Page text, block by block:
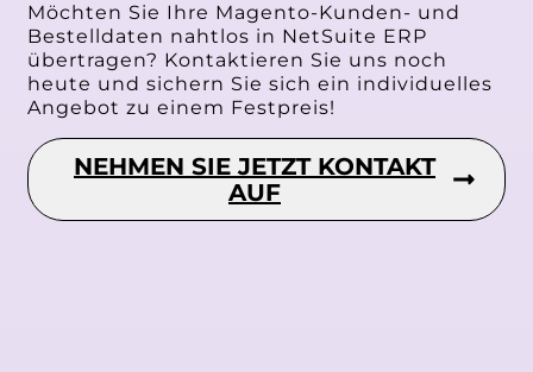
Möchten Sie Ihre Magento-Kunden- und
Bestelldaten nahtlos in NetSuite ERP
übertragen? Kontaktieren Sie uns noch
heute und sichern Sie sich ein individuelles
Angebot zu einem Festpreis!
NEHMEN SIE JETZT KONTAKT
AUF